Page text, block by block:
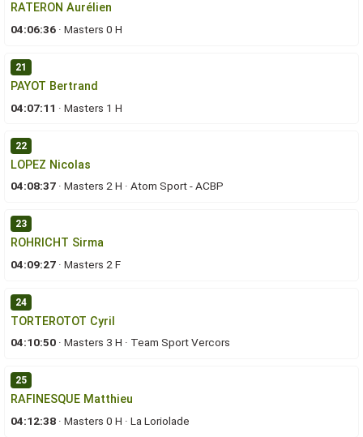
RATERON Aurélien
04:06:36 ·Masters 0 H
21
PAYOT Bertrand
04:07:11 ·Masters 1 H
22
LOPEZ Nicolas
04:08:37 ·Masters 2 H ·Atom Sport - ACBP
23
ROHRICHT Sirma
04:09:27 ·Masters 2 F
24
TORTEROTOT Cyril
04:10:50 ·Masters 3 H · Team Sport Vercors
25
RAFINESQUE Matthieu
04:12:38 ·Masters 0 H ·La Loriolade